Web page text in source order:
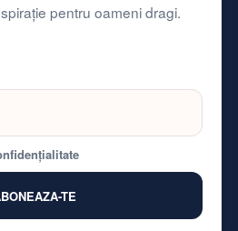
pentru oameni dragi.